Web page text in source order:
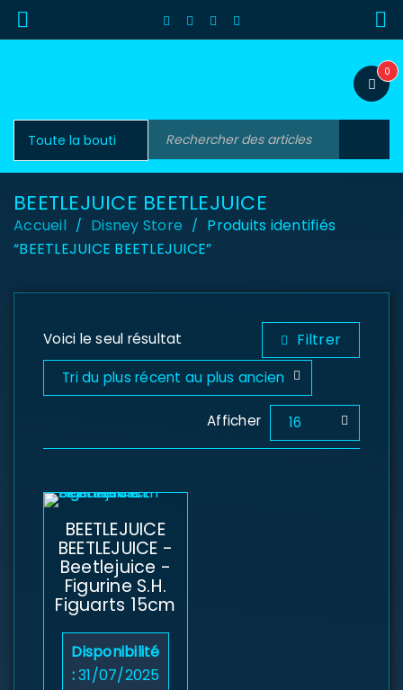
0
BEETLEJUICE BEETLEJUICE
Accueil / Disney Store / Produits identifiés
“BEETLEJUICE BEETLEJUICE”
Voici le seul résultat Filtrer
Tri du plus récent au plus ancien
Afficher 16
BEETLEJUICE
BEETLEJUICE -
Beetlejuice -
Figurine S.H.
Figuarts 15cm
Disponibilité
:31/07/2025